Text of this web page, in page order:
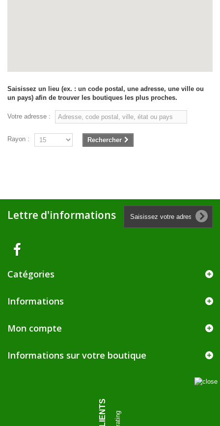
Saisissez un lieu (ex. : un code postal, une adresse, une ville ou
un pays) afin de trouver les boutiques les plus proches.
Votre adresse :
Rayon : Rechercher
Lettre d'informations
Catégories
Informations
Mon compte
Informations sur votre boutique